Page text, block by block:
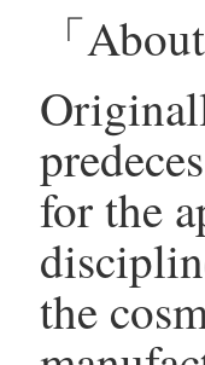
「
for the
the